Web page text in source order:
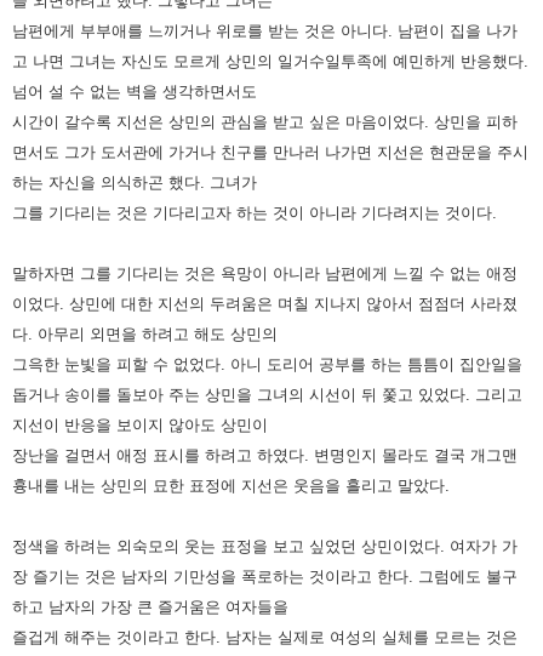
남편에게 부부애를 느끼거나 위로를 받는 것은 아니다. 남편이 집을 나가
고 나면 그녀는 자신도 모르게 상민의 일거수일투족에 예민하게 반응했다.
넘어 설 수 없는 벽을 생각하면서도
시간이 갈수록 지선은 상민의 관심을 받고 싶은 마음이었다. 상민을 피하
면서도 그가 도서관에 가거나 친구를 만나러 나가면 지선은 현관문을 주시
하는 자신을 의식하곤 했다. 그녀가
그를 기다리는 것은 기다리고자 하는 것이 아니라 기다려지는 것이다.
말하자면 그를 기다리는 것은 욕망이 아니라 남편에게 느낄 수 없는 애정
이었다. 상민에 대한 지선의 두려움은 며칠 지나지 않아서 점점더 사라졌
다. 아무리 외면을 하려고 해도 상민의
그윽한 눈빛을 피할 수 없었다. 아니 도리어 공부를 하는 틈틈이 집안일을
돕거나 송이를 돌보아 주는 상민을 그녀의 시선이 뒤 쫓고 있었다. 그리고
지선이 반응을 보이지 않아도 상민이
장난을 걸면서 애정 표시를 하려고 하였다. 변명인지 몰라도 결국 개그맨
흉내를 내는 상민의 묘한 표정에 지선은 웃음을 흘리고 말았다.
정색을 하려는 외숙모의 웃는 표정을 보고 싶었던 상민이었다. 여자가 가
장 즐기는 것은 남자의 기만성을 폭로하는 것이라고 한다. 그럼에도 불구
하고 남자의 가장 큰 즐거움은 여자들을
즐겁게 해주는 것이라고 한다. 남자는 실제로 여성의 실체를 모르는 것은